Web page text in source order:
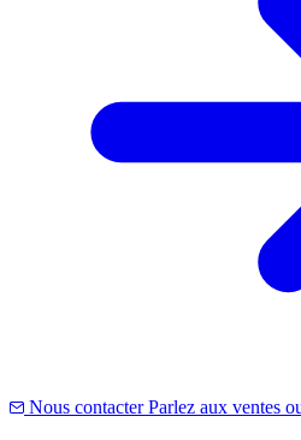
Nous contacter Parlez aux ventes